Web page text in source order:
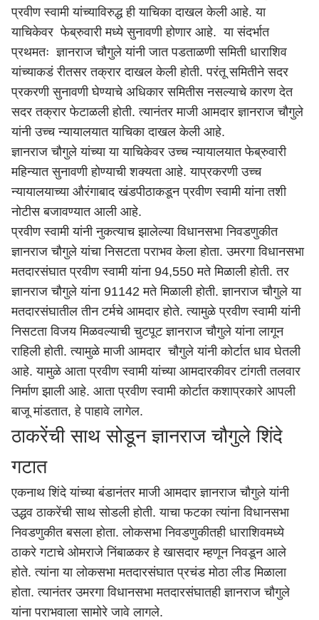
प्रवीण स्वामी यांच्याविरुद्ध ही याचिका दाखल केली आहे. या
याचिकेवर फेब्रुवारी मध्ये सुनावणी होणार आहे. या संदर्भात
प्रथमतः ज्ञानराज चौगुले यांनी जात पडताळणी समिती धाराशिव
यांच्याकडं रीतसर तक्रार दाखल केली होती. परंतू समितीने सदर
प्रकरणी सुनावणी घेण्याचे अधिकार समितीस नसल्याचे कारण देत
सदर तक्रार फेटाळली होती. त्यानंतर माजी आमदार ज्ञानराज चौगुले
यांनी उच्च न्यायालयात याचिका दाखल केली आहे.
ज्ञानराज चौगुले यांच्या या याचिकेवर उच्च न्यायालयात फेब्रुवारी
महिन्यात सुनावणी होण्याची शक्यता आहे. याप्रकरणी उच्च
न्यायालयाच्या औरंगाबादखंडपीठाकडून प्रवीण स्वामी यांना तशी
नोटीस बजावण्यात आली आहे.
प्रवीण स्वामी यांनी नुकत्याच झालेल्या विधानसभा निवडणुकीत
ज्ञानराज चौगुले यांचा निसटता पराभव केला होता. उमरगा विधानसभा
मतदारसंघात प्रवीण स्वामी यांना 94,550 मते मिळाली होती. तर
ज्ञानराज चौगुले यांना 91142 मते मिळाली होती. ज्ञानराज चौगुले या
मतदारसंघातील तीन टर्मचे आमदार होते. त्यामुळे प्रवीण स्वामी यांनी
निसटता विजय मिळवल्याची चुटपूट ज्ञानराज चौगुले यांना लागून
राहिली होती. त्यामुळे माजी आमदार चौगुले यांनी कोर्टात धाव घेतली
आहे. यामुळे आता प्रवीण स्वामी यांच्या आमदारकीवर टांगती तलवार
निर्माण झाली आहे. आता प्रवीण स्वामी कोर्टात कशाप्रकारे आपली
बाजू मांडतात, हे पाहावे लागेल.
ठाकरेंची साथ सोडून ज्ञानराज चौगुले शिंदे
गटात
एकनाथ शिंदेयांच्या बंडानंतर माजी आमदार ज्ञानराज चौगुले यांनी
उद्धव ठाकरेंची साथ सोडली होती. याचा फटका त्यांना विधानसभा
निवडणुकीत बसला होता. लोकसभा निवडणुकीतही धाराशिवमध्ये
ठाकरे गटाचे ओमराजे निंबाळकर हे खासदार म्हणून निवडून आले
होते. त्यांना या लोकसभा मतदारसंघात प्रचंड मोठा लीड मिळाला
होता. त्यानंतर उमरगा विधानसभा मतदारसंघातही ज्ञानराज चौगुले
यांना पराभवाला सामोरे जावे लागले.